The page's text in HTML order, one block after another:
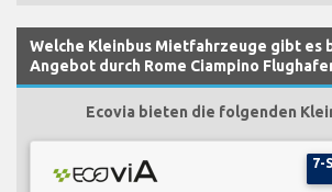
Welche Kleinbus Mietfahrzeuge gibt es
Angebot durch Rome Ciampino
Ecovia bieten die folgenden
7-